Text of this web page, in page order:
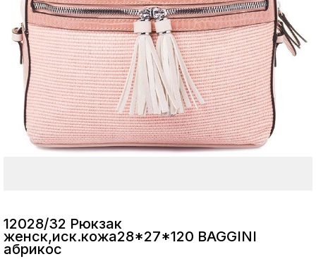
Москва
Да, все верно Изменить город
Покупателям
12028/32 Рюкзак
женск,иск.кожа28*27*120 BAGGINI
абрикос